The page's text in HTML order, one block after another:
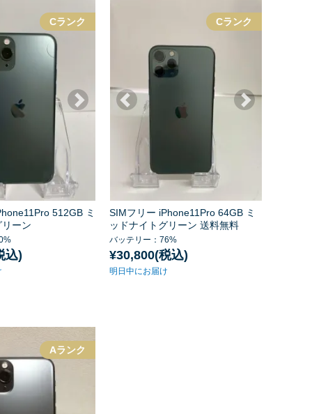
Cランク
512GB ミ
ーン
込)
Cランク
SIMフリー iPhone11Pro 64GB ミ
ッドナイトグリーン 送料無料
バッテリー：76%
¥30,800(税込)
明日中にお届け
Aランク